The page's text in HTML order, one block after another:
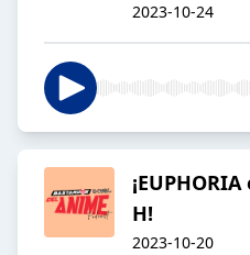
2023-10-24
H!
2023-10-20